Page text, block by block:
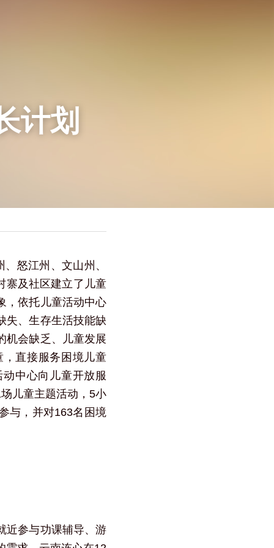
计划
怒江州、文山州、
寨及社区建立了儿童
，依托儿童活动中心
失、生存生活技能缺
机会缺乏、儿童发展
直接服务困境儿童
中心向儿童开放服
儿童主题活动，5小
与，并对163名困境
近参与功课辅导、游